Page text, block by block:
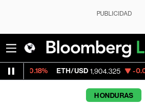
PUBLICIDAD
ETH/USD 1,904.325 -0.08% Visa
HONDURAS